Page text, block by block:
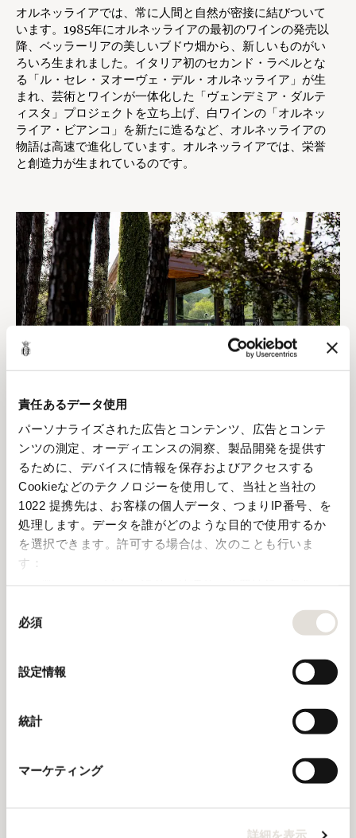
責任あるデータ使用
パーソナライズされた広告とコンテンツ、広告とコンテ
ンツの測定、オーディエンスの洞察、製品開発を提供す
るために、デバイスに情報を保存およびアクセスする
Cookieなどのテクノロジーを使用して、当社と当社の
1022 提携先は、お客様の個人データ、つまりIP番号、を
処理します。データを誰がどのような目的で使用するか
を選択できます。 許可する場合は、次のことも行いま
す：
数メートル以内の誤差の地理的な位置情報を収集しま
特定の特性（フィンガープリント）を積極的にスキャ
詳細セクション
で個人データの処理方法と設定を行って
ください。「Cookie宣言」からいつでも同意を変更また
ンテンツや広告の表示、トラフィックの分析を行ってい
ます。またユーザーによるサイトの利用状況についても
必須
設定情報
統計
マーケティング
詳細を表示
オルネッライアでは、常に人間と自然が密接に結びついて
います。1985年にオルネッライアの最初のワインの発売以
降、ベッラーリアの美しいブドウ畑から、新しいものがい
ろいろ生まれました。イタリア初のセカンド・ラベルとな
る「ル・セレ・ヌオーヴェ・デル・オルネッライア」が生
まれ、芸術とワインが一体化した「ヴェンデミア・ダルテ
ィスタ」プロジェクトを立ち上げ、白ワインの「オルネッ
ライア・ビアンコ」を新たに造るなど、オルネッライアの
物語は高速で進化しています。オルネッライアでは、栄誉
と創造力が生まれているのです。
フレスコバルディ家が所有するオルネッライアでは、たくさ
んの人が精力的に幅広い業務を担当してきました。他界した
人もいますが、全員が一丸となってオルネッライアをしっか
り支え、未来に向けて献身的に取り組んでいます。
オルネライアは、フェルディナンド・フレスコバルディ侯
爵が会長を務め、ランベルト・フレスコバルディ侯爵ととも
して、マルコ・バルシメッリが着任しています。